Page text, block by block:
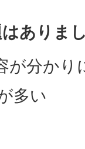
ありま
が分かり
多い